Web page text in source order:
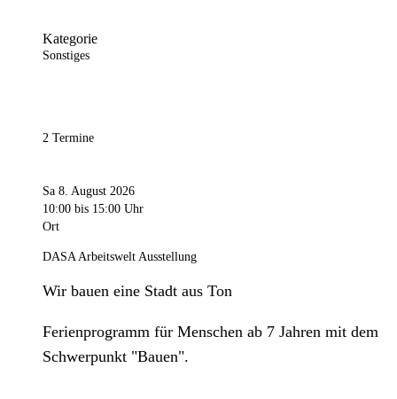
Kategorie
Sonstiges
2 Termine
Sa 8. August 2026
10:00 bis 15:00 Uhr
Ort
DASA Arbeitswelt Ausstellung
Wir bauen eine Stadt aus Ton
Ferienprogramm für Menschen ab 7 Jahren mit dem
Schwerpunkt "Bauen".